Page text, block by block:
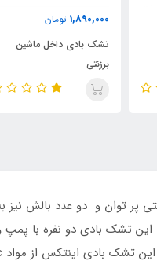
2,390,000 تومان
تشک بادی ماشین
و دو عدد بالش نیز به